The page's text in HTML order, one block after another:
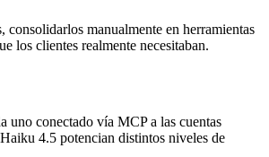
manualmente en herramientas
los clientes realmente necesitaban.
uno conectado vía MCP a las cuentas
4.5 potencian distintos niveles de